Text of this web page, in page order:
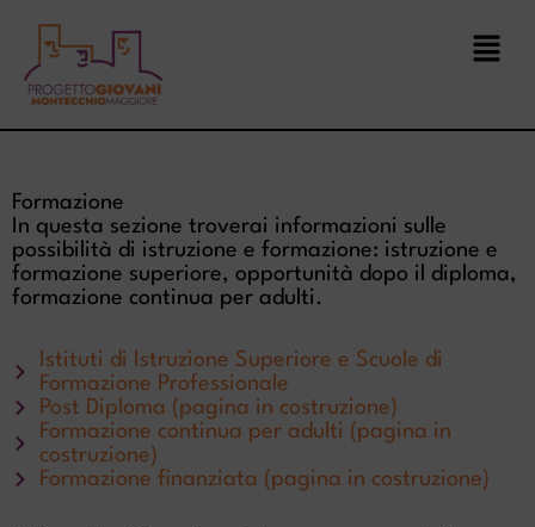
contenuto
Menu
Formazione
In questa sezione troverai informazioni sulle
possibilità di istruzione e formazione: istruzione e
formazione superiore, opportunità dopo il diploma,
formazione continua per adulti.
Istituti di Istruzione Superiore e Scuole di
Formazione Professionale
Post Diploma (pagina in costruzione)
Formazione continua per adulti (pagina in
costruzione)
Formazione finanziata (pagina in costruzione)